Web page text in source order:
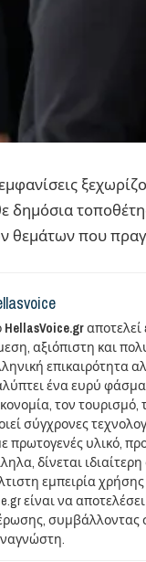
δημόσια
θεμάτων που
HellasVoice.gr
αξιόπιστη και
επικαιρότητα
ένα ευρύ
τον τουρισμό,
σύγχρονες
πρωτογενές υλικό,
δίνεται
εμπειρία χρήσης
είναι να
συμβάλλοντας